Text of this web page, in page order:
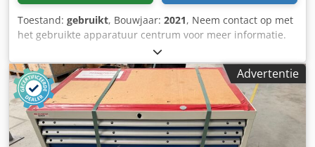
Toestand: gebruikt, Bouwjaar: 2021, Neem contact op met
het gebruikte apparatuur centrum voor meer informatie.
Advertentie